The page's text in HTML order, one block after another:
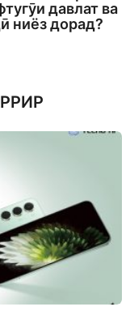
давлат ва
ниёз дорад?